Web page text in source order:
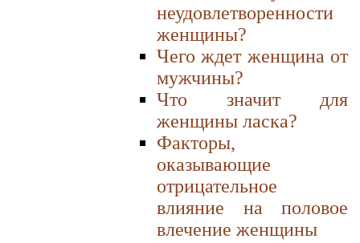
неудовлетворенности
женщины?
Чего ждет женщина от
мужчины?
Что значит для
женщины ласка?
Факторы,
оказывающие
отрицательное
влияние на половое
влечение женщины